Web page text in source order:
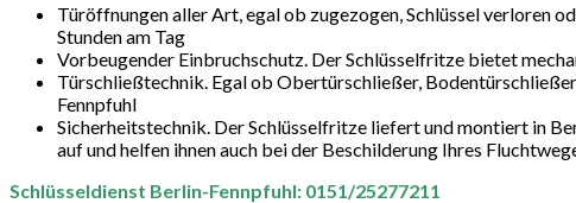
Türöffnungen aller Art, egal ob zugezogen, Schlüssel verloren
Stunden am Tag
Vorbeugender Einbruchschutz. Der Schlüsselfritze bietet
Türschließtechnik. Egal ob Obertürschließer,
Fennpfuhl
Sicherheitstechnik. Der Schlüsselfritze liefert und montiert in
auf und helfen ihnen auch bei der Beschilderung Ihres
Schlüsseldienst Berlin-Fennpfuhl: 0151/25277211